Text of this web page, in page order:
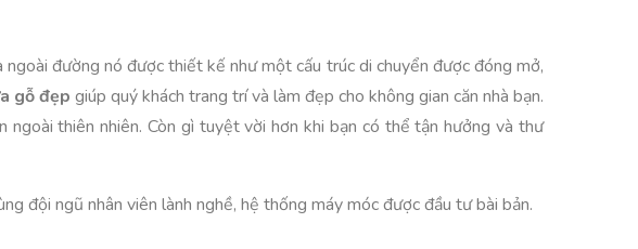
đường nó được thiết kế như một cấu trúc di chuyển được đóng mở,
gỗ đẹp giúp quý khách trang trí và làm đẹp cho không gian căn nhà bạn.
thiên nhiên. Còn gì tuyệt vời hơn khi bạn có thể tận hưởng và thư
đội ngũ nhân viên lành nghề, hệ thống máy móc được đầu tư bài bản.